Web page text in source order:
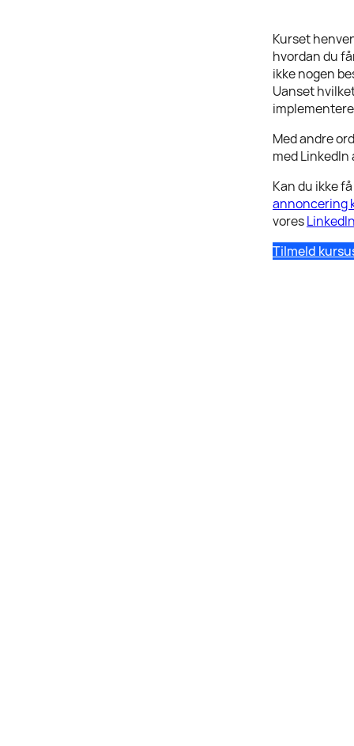
Kurset
hvordan du
ikke nogen
Uanset
Med andre
med
Kan du ikke
annoncering
vores
Tilmeld